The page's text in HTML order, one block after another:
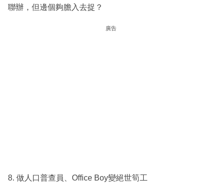
聯辦，但邊個夠膽入去捉？
廣告
8. 做人口普查員、Office Boy變絕世筍工